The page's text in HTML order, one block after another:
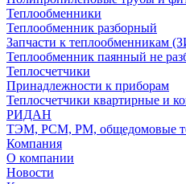
Теплообменники
Теплообменник разборный
Запчасти к теплообменникам
Теплообменник паянный не
Теплосчетчики
Принадлежности к приборам
Теплосчетчики квартирные и
РИДАН
ТЭМ, РСМ, РМ, общедомовые
Компания
О компании
Новости